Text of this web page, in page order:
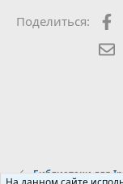
Поделиться:
Библиотеки для